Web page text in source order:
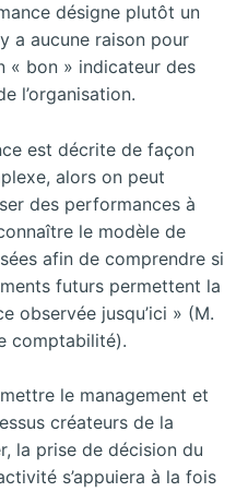
désigne plutôt un
a aucune raison pour
« bon » indicateur des
l’organisation.
est décrite de façon
alors on peut
des performances à
le modèle de
afin de comprendre si
futurs permettent la
observée jusqu’ici » (M.
comptabilité).
le management et
créateurs de la
la prise de décision du
s’appuiera à la fois